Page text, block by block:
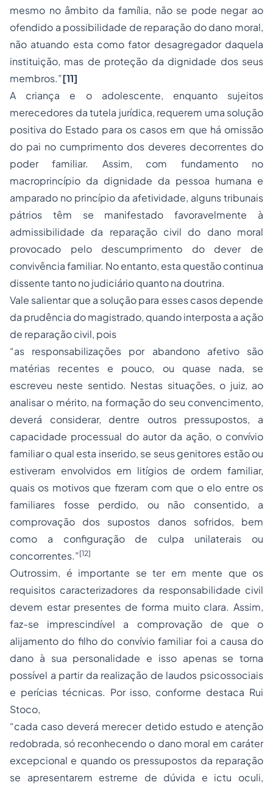
mesmo no âmbito da família, não se pode negar ao
ofendido a possibilidade de reparação do dano moral,
não atuando esta como fator desagregador daquela
instituição, mas de proteção da dignidade dos seus
membros.”[11]
A criança e o adolescente, enquanto sujeitos
merecedores da tutela jurídica, requerem uma solução
positiva do Estado para os casos em que há omissão
do pai no cumprimento dos deveres decorrentes do
poder familiar. Assim, com fundamento no
macroprincípio da dignidade da pessoa humana e
amparado no princípio da afetividade, alguns tribunais
pátrios têm se manifestado favoravelmente à
admissibilidade da reparação civil do dano moral
provocado pelo descumprimento do dever de
convivência familiar. No entanto, esta questão continua
dissente tanto no judiciário quanto na doutrina.
Vale salientar que a solução para esses casos depende
da prudência do magistrado, quando interposta a ação
de reparação civil, pois
“as responsabilizações por abandono afetivo são
matérias recentes e pouco, ou quase nada, se
escreveu neste sentido. Nestas situações, o juiz, ao
analisar o mérito, na formação do seu convencimento,
deverá considerar, dentre outros pressupostos, a
capacidade processual do autor da ação, o convívio
familiar o qual esta inserido, se seus genitores estão ou
estiveram envolvidos em litígios de ordem familiar,
quais os motivos que fizeram com que o elo entre os
familiares fosse perdido, ou não consentido, a
comprovação dos supostos danos sofridos, bem
como a configuração de culpa unilaterais ou
concorrentes.”[12]
Outrossim, é importante se ter em mente que os
requisitos caracterizadores da responsabilidade civil
devem estar presentes de forma muito clara. Assim,
faz-se imprescindível a comprovação de que o
alijamento do filho do convívio familiar foi a causa do
dano à sua personalidade e isso apenas se torna
possível a partir da realização de laudos psicossociais
e perícias técnicas. Por isso, conforme destaca Rui
Stoco,
“cada caso deverá merecer detido estudo e atenção
redobrada, só reconhecendo o dano moral em caráter
excepcional e quando os pressupostos da reparação
se apresentarem estreme de dúvida e ictu oculi,